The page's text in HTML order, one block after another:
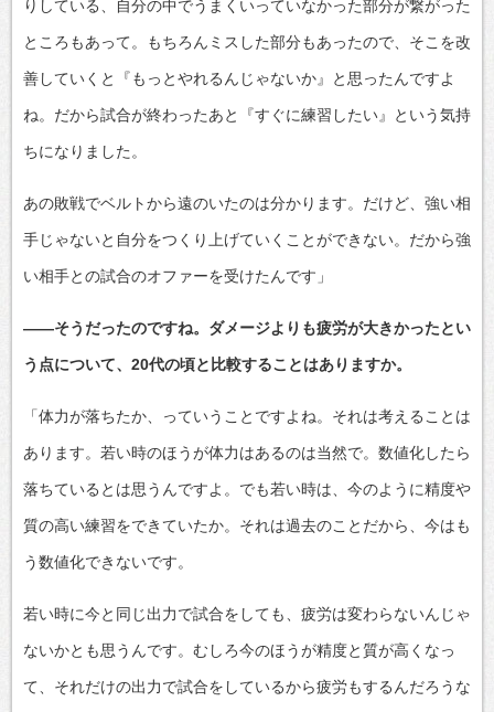
りしている、自分の中でうまくいっていなかった部分が繋がった
ところもあって。もちろんミスした部分もあったので、そこを改
善していくと『もっとやれるんじゃないか』と思ったんですよ
ね。だから試合が終わったあと『すぐに練習したい』という気持
ちになりました。
あの敗戦でベルトから遠のいたのは分かります。だけど、強い相
手じゃないと自分をつくり上げていくことができない。だから強
い相手との試合のオファーを受けたんです」
――そうだったのですね。ダメージよりも疲労が大きかったとい
う点について、20代の頃と比較することはありますか。
「体力が落ちたか、っていうことですよね。それは考えることは
あります。若い時のほうが体力はあるのは当然で。数値化したら
落ちているとは思うんですよ。でも若い時は、今のように精度や
質の高い練習をできていたか。それは過去のことだから、今はも
う数値化できないです。
若い時に今と同じ出力で試合をしても、疲労は変わらないんじゃ
ないかとも思うんです。むしろ今のほうが精度と質が高くなっ
て、それだけの出力で試合をしているから疲労もするんだろうな